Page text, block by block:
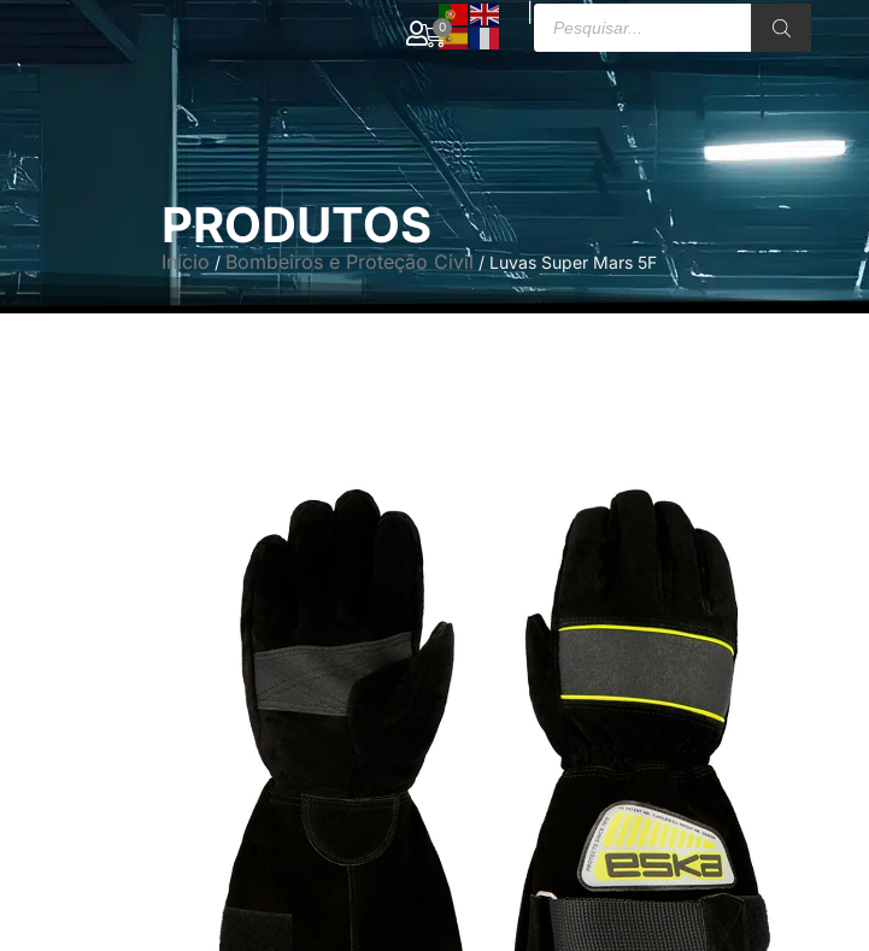
0
PRODUTOS
Início / Bombeiros e Proteção Civil / Luvas Super Mars 5F